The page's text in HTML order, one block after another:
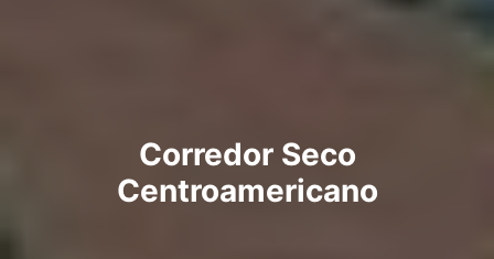
Corredor Seco
Centroamericano